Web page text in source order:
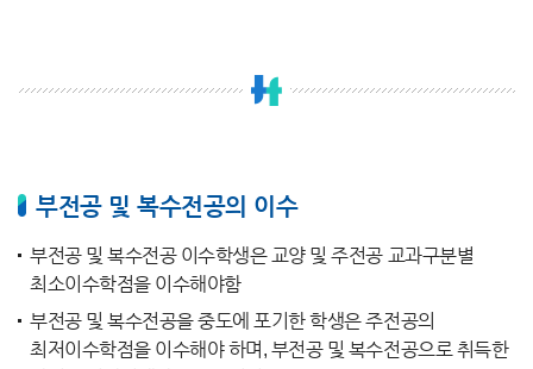
부전공 및 복수전공의 이수
부전공 및 복수전공 이수학생은 교양 및 주전공 교과구분별
최소이수학점을 이수해야함
부전공 및 복수전공을 중도에 포기한 학생은 주전공의
최저이수학점을 이수해야 하며, 부전공 및 복수전공으로 취득한